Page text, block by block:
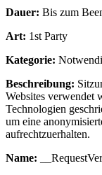
Dauer: Bis zum
Art: 1st Party
Kategorie:
Beschreibung:
Websites verwendet
Technologien
um eine
aufrechtzuerhalten.
Name: